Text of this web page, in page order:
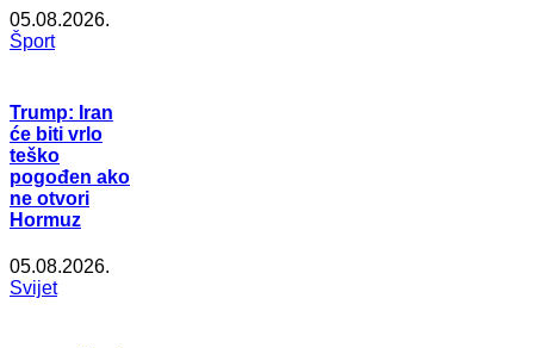
05.08.2026.
Šport
Trump: Iran
će biti vrlo
teško
pogođen ako
ne otvori
Hormuz
05.08.2026.
Svijet